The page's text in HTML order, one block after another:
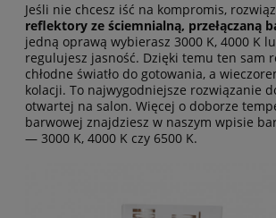
Jeśli nie chcesz iść na kompromis,
reflektory ze ściemnialną, przełączaną
jedną oprawą wybierasz 3000 K, 4000 K
regulujesz jasność. Dzięki temu ten sam
chłodne światło do gotowania, a
kolacji. To najwygodniejsze rozwiązanie
otwartej na salon. Więcej o doborze
barwowej znajdziesz w naszym wpisie
— 3000 K, 4000 K czy 6500 K.